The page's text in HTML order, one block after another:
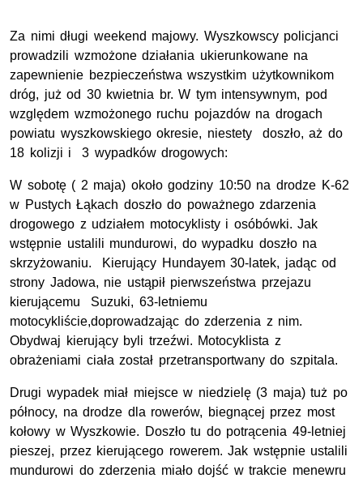
Za nimi długi weekend majowy. Wyszkowscy policjanci
prowadzili wzmożone działania ukierunkowane na
zapewnienie bezpieczeństwa wszystkim użytkownikom
dróg, już od 30 kwietnia br. W tym intensywnym, pod
względem wzmożonego ruchu pojazdów na drogach
powiatu wyszkowskiego okresie, niestety doszło, aż do
18 kolizji i 3 wypadków drogowych:
W sobotę ( 2 maja) około godziny 10:50 na drodze K-62
w Pustych Łąkach doszło do poważnego zdarzenia
drogowego z udziałem motocyklisty i osóbówki. Jak
wstępnie ustalili mundurowi, do wypadku doszło na
skrzyżowaniu. Kierujący Hundayem 30-latek, jadąc od
strony Jadowa, nie ustąpił pierwszeństwa przejazu
kierującemu Suzuki, 63-letniemu
motocykliście,doprowadzając do zderzenia z nim.
Obydwaj kierujący byli trzeźwi. Motocyklista z
obrażeniami ciała został przetransportwany do szpitala.
Drugi wypadek miał miejsce w niedzielę (3 maja) tuż po
północy, na drodze dla rowerów, biegnącej przez most
kołowy w Wyszkowie. Doszło tu do potrącenia 49-letniej
pieszej, przez kierującego rowerem. Jak wstępnie ustalili
mundurowi do zderzenia miało dojść w trakcie menewru